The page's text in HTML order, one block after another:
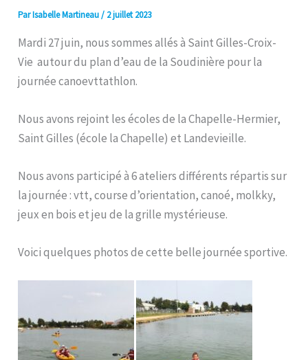
ParIsabelle Martineau/ 2 juillet 2023
Mardi 27 juin, nous sommes allés à Saint Gilles-Croix-
Vie autour du plan d’eau de la Soudinière pour la
journée canoevttathlon.
Nous avons rejoint les écoles de la Chapelle-Hermier,
Saint Gilles (école la Chapelle) et Landevieille.
Nous avons participé à 6 ateliers différents répartis sur
la journée : vtt, course d’orientation, canoé, molkky,
jeux en bois et jeu de la grille mystérieuse.
Voici quelques photos de cette belle journée sportive.